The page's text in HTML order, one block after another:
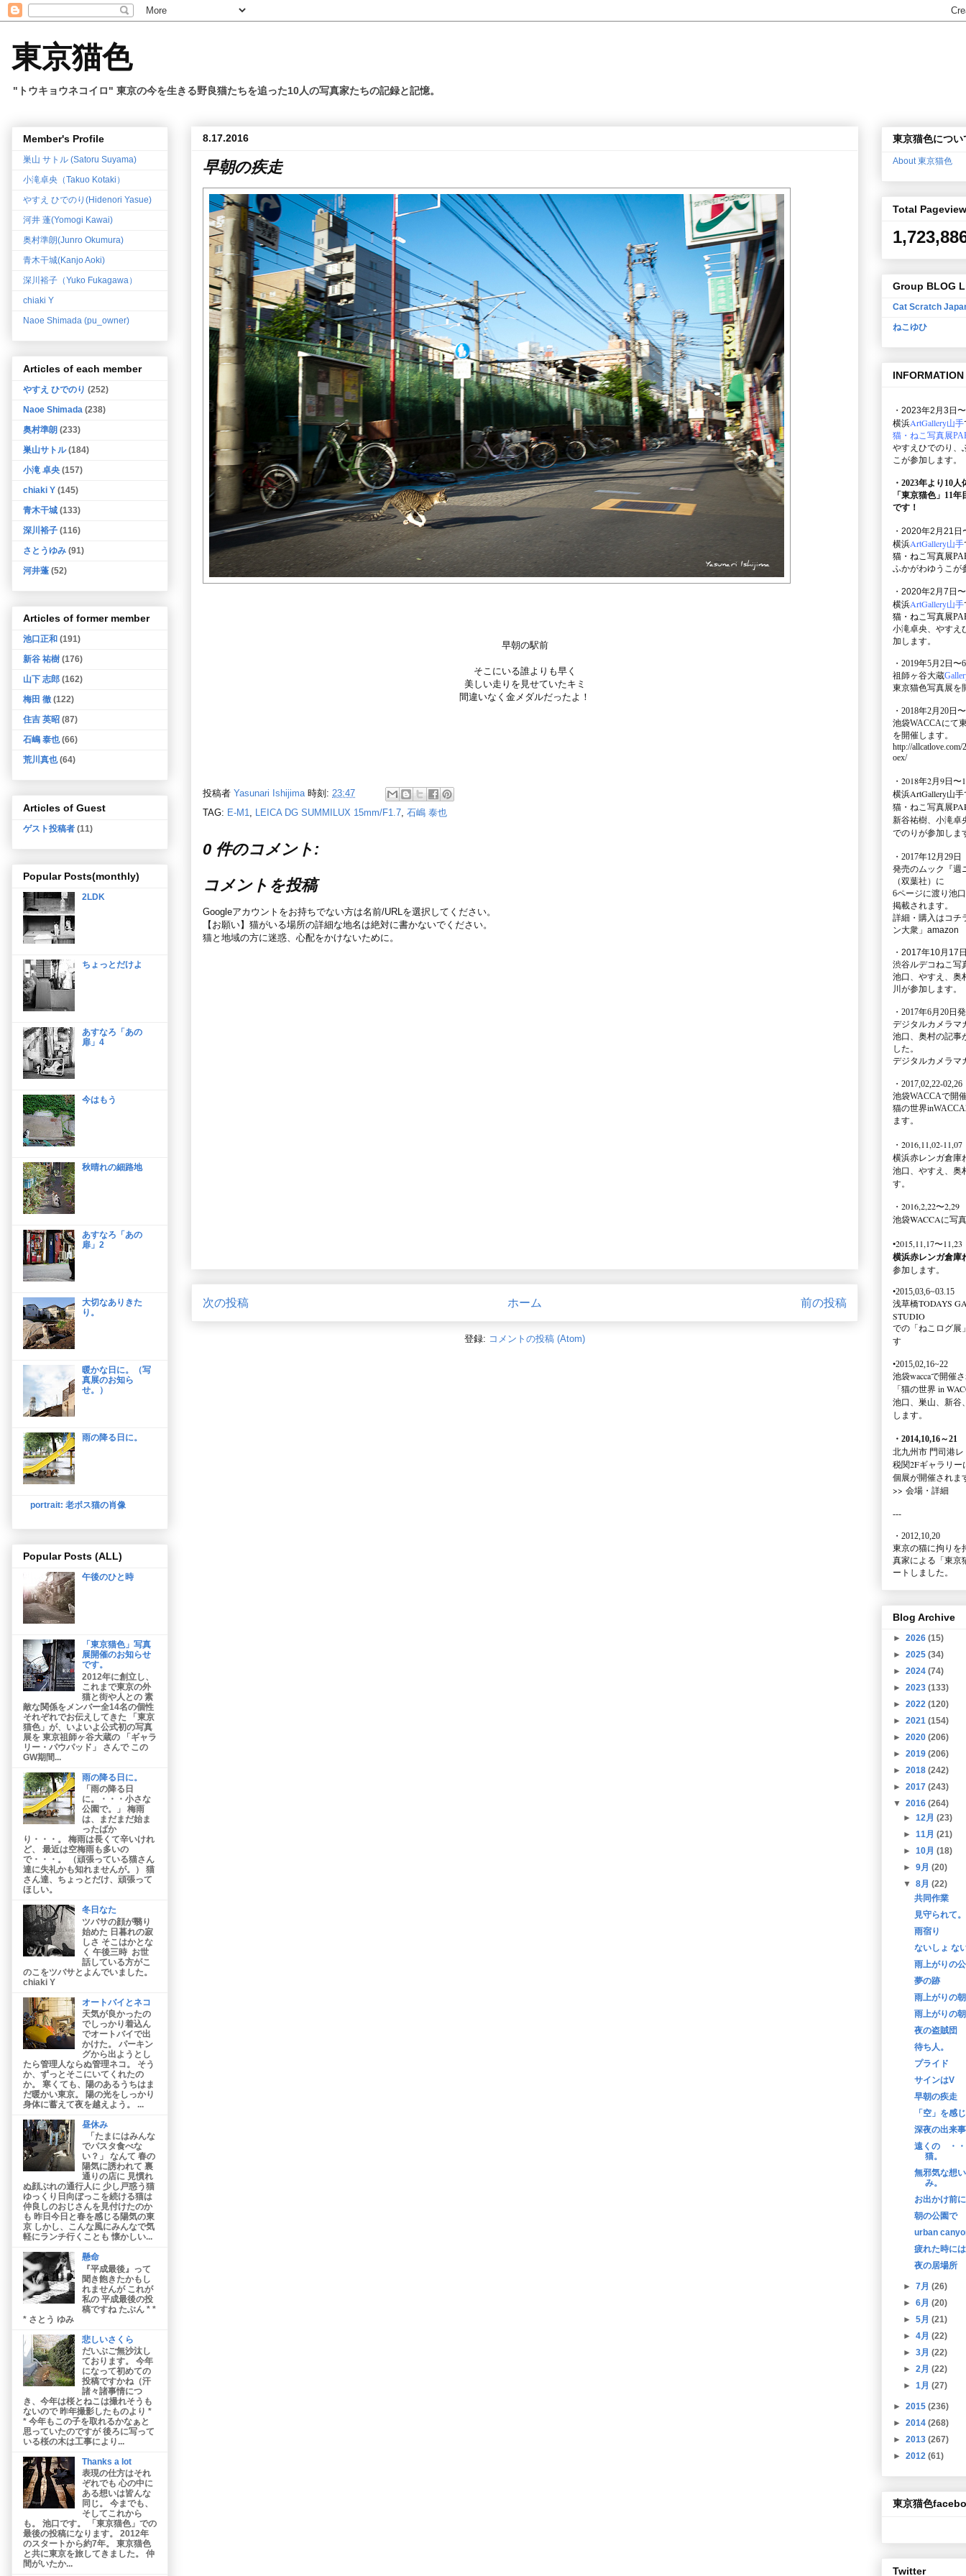
東京猫色
"トウキョウネコイロ" 東京の今を生きる野良猫たちを追った10人の写真家たちの記録と記憶。
8.17.2016
早朝の疾走
早朝の駅前
そこにいる誰よりも早く
美しい走りを見せていたキミ
間違いなく金メダルだったよ！
投稿者 Yasunari Ishijima 時刻: 23:47
TAG: E-M1, LEICA DG SUMMILUX 15mm/F1.7, 石嶋 泰也
0 件のコメント:
コメントを投稿
Googleアカウントをお持ちでない方は名前/URLを選択してください。
【お願い】猫がいる場所の詳細な地名は絶対に書かないでください。
猫と地域の方に迷惑、心配をかけないために。
次の投稿 前の投稿
ホーム
登録: コメントの投稿 (Atom)
Member's Profile
巣山 サトル (Satoru Suyama)
小滝卓央（Takuo Kotaki）
やすえ ひでのり(Hidenori Yasue)
河井 蓬(Yomogi Kawai)
奥村準朗(Junro Okumura)
青木干城(Kanjo Aoki)
深川裕子（Yuko Fukagawa）
chiaki Y
Naoe Shimada (pu_owner)
Articles of each member
やすえ ひでのり (252)
Naoe Shimada (238)
奥村準朗 (233)
巣山サトル (184)
小滝 卓央 (157)
chiaki Y (145)
青木干城 (133)
深川裕子 (116)
さとうゆみ (91)
河井蓬 (52)
Articles of former member
池口正和 (191)
新谷 祐樹 (176)
山下 志郎 (162)
梅田 徹 (122)
住吉 英昭 (87)
石嶋 泰也 (66)
荒川真也 (64)
Articles of Guest
ゲスト投稿者 (11)
Popular Posts(monthly)
2LDK
ちょっとだけよ
あすなろ「あの
扉」4
今はもう
秋晴れの細路地
あすなろ「あの
扉」2
大切なありきた
り。
暖かな日に。（写
真展のお知ら
せ。）
雨の降る日に。
portrait: 老ボス猫の肖像
Popular Posts (ALL)
午後のひと時
「東京猫色」写真
展開催のお知らせ
です。
2012年に創立し、
これまで東京の外
猫と街や人との 素
敵な関係をメンバー全14名の個性
それぞれでお伝えしてきた 「東京
猫色」が、いよいよ公式初の写真
展を 東京祖師ヶ谷大蔵の 「ギャラ
リー・パウパッド」 さんで この
GW期間...
雨の降る日に。
「雨の降る日
に。・・・小さな
公園で。」 梅雨
は、まだまだ始ま
ったばか
り・・・。 梅雨は長くて辛いけれ
ど、 最近は空梅雨も多いの
で・・・。 （頑張っている猫さん
達に失礼かも知れませんが。） 猫
さん達、ちょっとだけ、頑張って
ほしい。
冬日なた
ツバサの顔が翳り
始めた 日暮れの寂
しさ そこはかとな
く 午後三時 お世
話している方がこ
のこをツバサとよんでいました。
chiaki Y
オートバイとネコ
天気が良かったの
でしっかり着込ん
でオートバイで出
かけた。 パーキン
グから出ようとし
たら管理人ならぬ管理ネコ。 そう
か、ずっとそこにいてくれたの
か。 寒くても、陽のあるうちはま
だ暖かい東京。 陽の光をしっかり
身体に蓄えて夜を越えよう。 ...
昼休み
「たまにはみんな
でパスタ食べな
い？」 なんて 春の
陽気に誘われて 裏
通りの店に 見慣れ
ぬ顔ぶれの通行人に 少し戸惑う猫
ゆっくり日向ぼっこを続ける猫は
仲良しのおじさんを見付けたのか
も 昨日今日と春を感じる陽気の東
京 しかし、こんな風にみんなで気
軽にランチ行くことも 懐かしい...
懸命
『平成最後』って
聞き飽きたかもし
れませんが これが
私の 平成最後の投
稿ですね たぶん * *
* さとう ゆみ
悲しいさくら
だいぶご無沙汰し
ております。 今年
になって初めての
投稿ですかね（汗
諸々諸事情につ
き、今年は桜とねこは撮れそうも
ないので 昨年撮影したものより *
* 今年もこの子を取れるかなぁと
思っていたのですが 後ろに写って
いる桜の木は工事により...
Thanks a lot
表現の仕方はそれ
ぞれでも 心の中に
ある想いは皆んな
同じ。 今までも、
そしてこれから
も。 池口です。 「東京猫色」での
最後の投稿になります。 2012年
のスタートから約7年。 東京猫色
と共に東京を旅してきました。 仲
間がいたか...
東京猫色につい
About 東京猫色
Total
Group BLOG
Cat Scratch
ねこゆひ
INFORMATION
・2023年2月3日
横浜ArtGallery山手
猫・ねこ写真展
やすえひでのり、
こが参加します。
・2023年より10
「東京猫色」 11年
です！
・2020年2月21日
横浜ArtGallery山手
猫・ねこ写真展
ふかがわゆうこが
・2020年2月7日
横浜ArtGallery山手
猫・ねこ写真展
小滝卓央、やすえ
加します。
・2019年5月2日〜
祖師ヶ谷大蔵
東京猫色写真展を
・2018年2月20日
池袋WACCAにて
を開催します。
http://allcatlove.com/
oex/
・2018年2月9日〜
横浜ArtGallery山手
猫・ねこ写真展
新谷祐樹、小滝卓
でのりが参加しま
・ 2017年12月29日
発売のムック
『
（双葉社）に
6ページに渡り 池
掲載されます。
詳細・購入はコ
ン大衆」amazon
・2017年10月17
渋谷ルデコねこ写
池口、やすえ、奥
川が参加します。
・2017年6月20日
デジタルカメラマ
池口、奥村の記事
した。
デジタルカメラマ
・2017,02,22-02,26
池袋WACCAで開
猫の世界
ます。
・2016,11,02-11,07
横浜赤レンガ倉庫
池口、やすえ、奥
す。
・2016,2,22〜2,29
池袋WACCAに写
•2015,11,17〜11,23
横浜赤レンガ倉庫
参加します。
•2015,03,6~03.15
浅草橋TODAYS
STUDIO
での 「ねこログ展
す
•2015,02,16~22
池袋waccaで開催
「猫の世界 in
池口、巣山、新谷
します。
・2014,10,16～21
北九州市 門司港
税関2Fギャラリー
個展が開催されま
>> 会場・詳細
---
・2012,10,20
東京の猫に拘りを
真家による 「東
ートしました。
Blog Archive
► 2026 (15)
► 2025 (34)
► 2024 (74)
► 2023 (133)
► 2022 (120)
► 2021 (154)
► 2020 (206)
► 2019 (206)
► 2018 (242)
► 2017 (243)
▼ 2016 (264)
►12月(23)
►11月(21)
►10月(18)
►9月(20)
▼8月(22)
共同作業
見守られて。
雨宿り
ないしょ な
雨上がりの
夢の跡
雨上がりの
雨上がりの
夜の盗賊団
待ち人。
プライド
サインはV
早朝の疾走
「空」を感
深夜の出来事
遠くの ・
猫。
無邪気な想
み。
お出かけ前に
朝の公園で
urban
疲れた時に
夜の居場所
►7月(26)
►6月(20)
►5月(21)
►4月(22)
►3月(22)
►2月(22)
►1月(27)
► 2015 (236)
► 2014 (268)
► 2013 (267)
► 2012 (61)
東京猫色
Twitter